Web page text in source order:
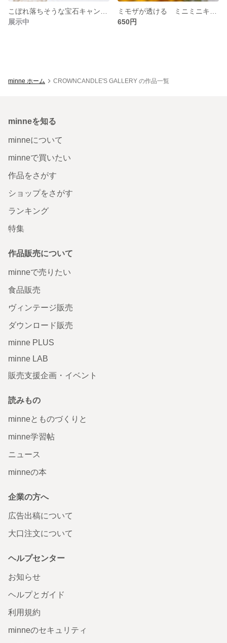
展示中
650円
minne ホーム CROWNCANDLE'S GALLERY の作品一覧
minneを知る
minneについて
minneで買いたい
作品をさがす
ショップをさがす
ランキング
特集
作品販売について
minneで売りたい
食品販売
ヴィンテージ販売
ダウンロード販売
minne PLUS
minne LAB
販売支援企画・イベント
読みもの
minneとものづくりと
minne学習帖
ニュース
minneの本
企業の方へ
広告出稿について
大口注文について
ヘルプセンター
お知らせ
ヘルプとガイド
利用規約
minneのセキュリティ